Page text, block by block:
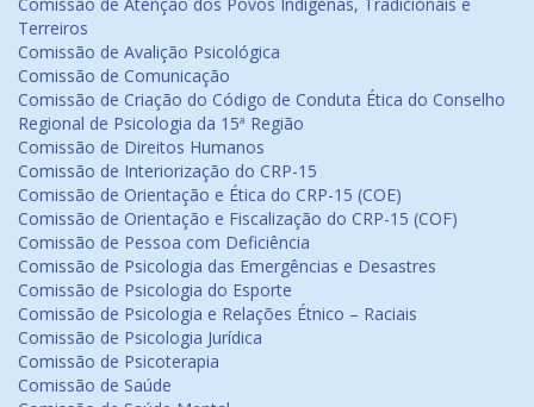
Terreiros
Comissão de Avalição Psicológica
Comissão de Comunicação
Comissão de Criação do Código de Conduta Ética do Conselho
Regional de Psicologia da 15ª Região
Comissão de Direitos Humanos
Comissão de Interiorização do CRP-15
Comissão de Orientação e Ética do CRP-15 (COE)
Comissão de Orientação e Fiscalização do CRP-15 (COF)
Comissão de Pessoa com Deficiência
Comissão de Psicologia das Emergências e Desastres
Comissão de Psicologia do Esporte
Comissão de Psicologia e Relações Étnico – Raciais
Comissão de Psicologia Jurídica
Comissão de Psicoterapia
Comissão de Saúde